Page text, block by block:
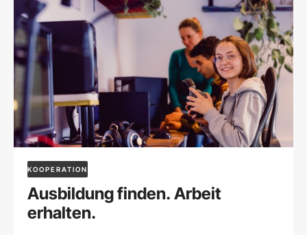
KOOPERATION
Ausbildung finden. Arbeit
erhalten.